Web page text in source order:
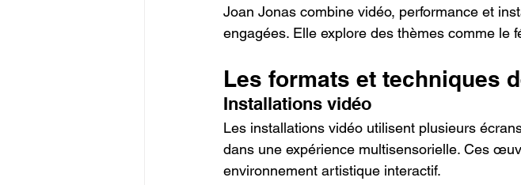
Joan Jonas combine vidéo, performance et
engagées. Elle explore des thèmes comme le
Les formats et techniques
Installations vidéo
Les installations vidéo utilisent plusieurs
dans une expérience multisensorielle. Ces
environnement artistique interactif.